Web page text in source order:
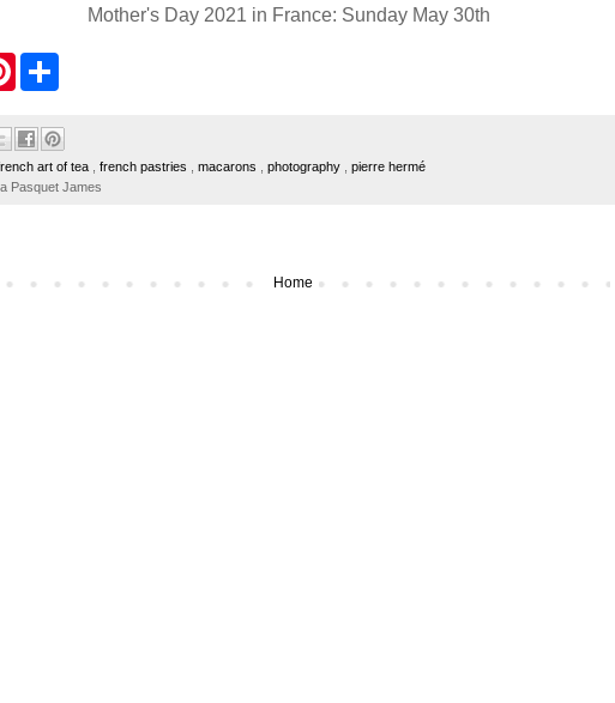
Mother's Day 2021 in France: Sunday May 30th
s
e
art of tea , french pastries , macarons , photography , pierre hermé
Pasquet James
Home